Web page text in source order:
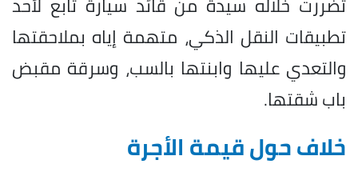
تطبيقات النقل الذكي، متهمة إياه بملاحقتها
والتعدي عليها وابنتها بالسب، وسرقة مقبض
باب شقتها.
خلاف حول قيمة الأجرة